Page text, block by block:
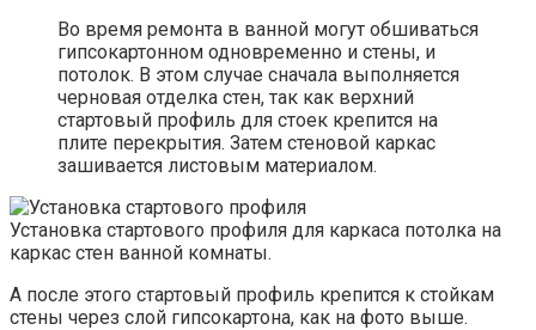
Во время ремонта в ванной могут обшиваться
гипсокартонном одновременно и стены, и
потолок. В этом случае сначала выполняется
черновая отделка стен, так как верхний
стартовый профиль для стоек крепится на
плите перекрытия. Затем стеновой каркас
зашивается листовым материалом.
Установка стартового профиля для каркаса потолка на
каркас стен ванной комнаты.
А после этого стартовый профиль крепится к стойкам
стены через слой гипсокартона, как на фото выше.